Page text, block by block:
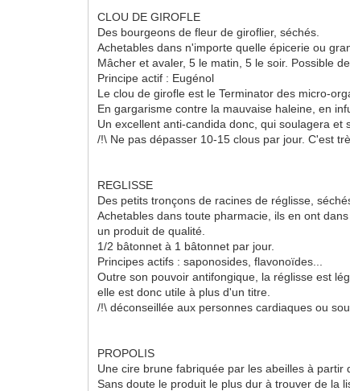
CLOU DE GIROFLE
Des bourgeons de fleur de giroflier, séchés.
Achetables dans n'importe quelle épicerie ou
Mâcher et avaler, 5 le matin, 5 le soir. Possible
Principe actif : Eugénol
Le clou de girofle est le Terminator des micro-
En gargarisme contre la mauvaise haleine, en
Un excellent anti-candida donc, qui soulagera et
/!\ Ne pas dépasser 10-15 clous par jour. C'est
REGLISSE
Des petits tronçons de racines de réglisse,
Achetables dans toute pharmacie, ils en ont
un produit de qualité.
1/2 bâtonnet à 1 bâtonnet par jour.
Principes actifs : saponosides, flavonoïdes...
Outre son pouvoir antifongique, la réglisse est
elle est donc utile à plus d'un titre.
/!\ déconseillée aux personnes cardiaques ou
PROPOLIS
Une cire brune fabriquée par les abeilles à
Sans doute le produit le plus dur à trouver de la